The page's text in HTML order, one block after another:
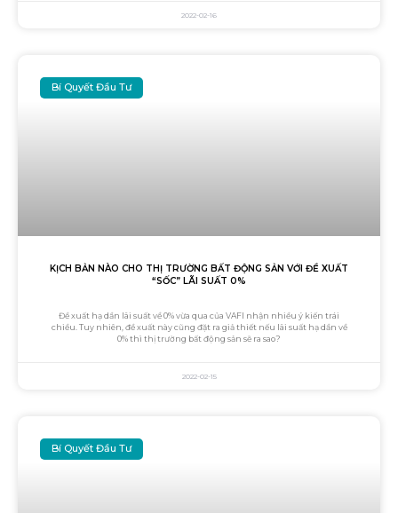
2022-02-16
Bí Quyết Đầu Tư
KỊCH BẢN NÀO CHO THỊ TRƯỜNG BẤT ĐỘNG SẢN VỚI ĐỀ XUẤT
“SỐC” LÃI SUẤT 0%
Đề xuất hạ dần lãi suất về 0% vừa qua của VAFI nhận nhiều ý kiến trái
chiều. Tuy nhiên, đề xuất này cũng đặt ra giả thiết nếu lãi suất hạ dần về
0% thì thị trường bất động sản sẽ ra sao?
2022-02-15
Bí Quyết Đầu Tư